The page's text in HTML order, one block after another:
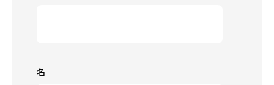
名